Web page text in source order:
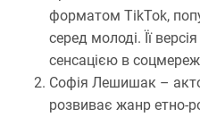
форматом TikTok,
серед молоді. Її
сенсацією в
Софія Лешишак –
розвиває жанр етно-